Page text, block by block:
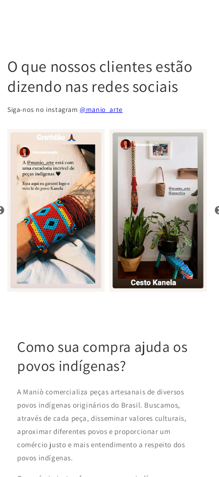
O que nossos clientes estão
dizendo nas redes sociais
Siga-nos no instagram@manio_arte
Como sua compra ajuda os
povos indígenas?
A Maniò comercializa peças artesanais de diversos
povos indígenas originários do Brasil. Buscamos,
através de cada peça, disseminar valores culturais,
aproximar diferentes povos e proporcionar um
comércio justo e mais entendimento a respeito dos
povos indígenas.